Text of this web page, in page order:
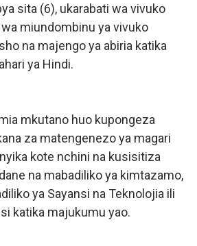
sita (6), ukarabati wa vivuko
miundombinu ya vivuko
na majengo ya abiria katika
ya Hindi.
mkutano huo kupongeza
za matengenezo ya magari
kote nchini na kusisitiza
na mabadiliko ya kimtazamo,
ya Sayansi na Teknolojia ili
katika majukumu yao.